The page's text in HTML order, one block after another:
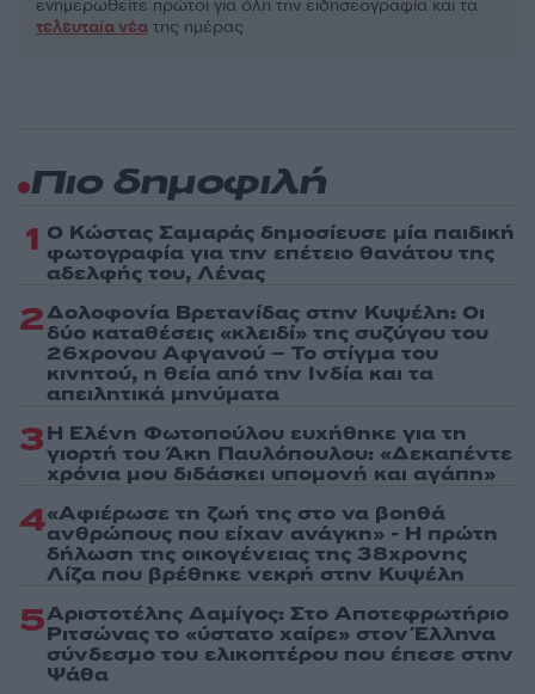
ενημερωθείτε πρώτοι για όλη την ειδησεογραφία και τα
τελευταία νέα της ημέρας
Πιο δημοφιλή
1 Ο Κώστας Σαμαράς δημοσίευσε μία παιδική
φωτογραφία για την επέτειο θανάτου της
αδελφής του, Λένας
2Δολοφονία Βρετανίδας στην Κυψέλη: Οι
δύο καταθέσεις «κλειδί» της συζύγου του
26χρονου Αφγανού – Το στίγμα του
κινητού, η θεία από την Ινδία και τα
απειλητικά μηνύματα
3Η Ελένη Φωτοπούλου ευχήθηκε για τη
γιορτή του Άκη Παυλόπουλου: «Δεκαπέντε
χρόνια μου διδάσκει υπομονή και αγάπη»
4«Αφιέρωσε τη ζωή της στο να βοηθά
ανθρώπους που είχαν ανάγκη» - Η πρώτη
δήλωση της οικογένειας της 38χρονης
Λίζα που βρέθηκε νεκρή στην Κυψέλη
5Αριστοτέλης Δαμίγος: Στο Αποτεφρωτήριο
Ριτσώνας το «ύστατο χαίρε» στον Έλληνα
σύνδεσμο του ελικοπτέρου που έπεσε στην
Ψάθα